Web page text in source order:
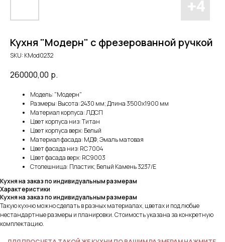
Кухня "Модерн" с фрезерованной ручкой
SKU:KMod0232
260000,00 р.
Модель: "Модерн"
Размеры: Высота: 2430 мм; Длина 3500х1900 мм
Материал корпуса: ЛДСП
Цвет корпуса низ: Титан
Цвет корпуса верх: Белый
Материал фасада: МДФ, Эмаль матовая
Цвет фасада низ: RC 7004
Цвет фасада верх: RC9003
Столешница: Пластик; Белый Камень 3237/Е
Кухня на заказ по индивидуальным размерам
Характеристики
Кухня на заказ по индивидуальным размерам
Такую кухню можно сделать в разных материалах, цветах и под любые
нестандартные размеры и планировки. Стоимость указана за конкретную
комплектацию.